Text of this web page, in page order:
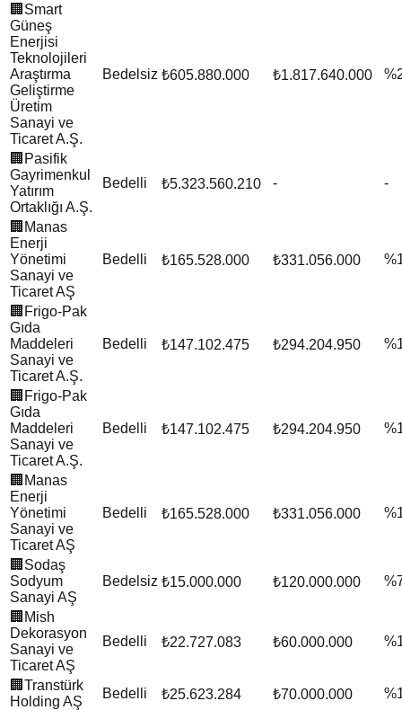
🏢 Smart
Güneş
Enerjisi
Teknolojileri
Araştırma
Geliştirme
Üretim
Sanayi ve
Ticaret A.Ş.
Bedelsiz ₺605.880.000 ₺1.817.640.000 %
🏢 Pasifik
Gayrimenkul
Yatırım
Ortaklığı A.Ş.
Bedelli ₺5.323.560.210 - -
🏢 Manas
Enerji
Yönetimi
Sanayi ve
Ticaret AŞ
Bedelli ₺165.528.000 ₺331.056.000 %
🏢 Frigo-Pak
Gıda
Maddeleri
Sanayi ve
Ticaret A.Ş.
Bedelli ₺147.102.475 ₺294.204.950 %
🏢 Frigo-Pak
Gıda
Maddeleri
Sanayi ve
Ticaret A.Ş.
Bedelli ₺147.102.475 ₺294.204.950 %
🏢 Manas
Enerji
Yönetimi
Sanayi ve
Ticaret AŞ
Bedelli ₺165.528.000 ₺331.056.000 %
🏢 Sodaş
Sodyum
Sanayi AŞ
Bedelsiz ₺15.000.000 ₺120.000.000 %
🏢 Mish
Dekorasyon
Sanayi ve
Ticaret AŞ
Bedelli ₺22.727.083 ₺60.000.000 %
🏢 Transtürk
Holding AŞ
Bedelli ₺25.623.284 ₺70.000.000 %